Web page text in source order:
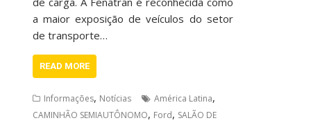
a maior exposição de veículos do setor
de transporte…
READ MORE
Informações, Notícias América Latina,
CAMINHÃO SEMIAUTÔNOMO, Ford, SALÃO DE